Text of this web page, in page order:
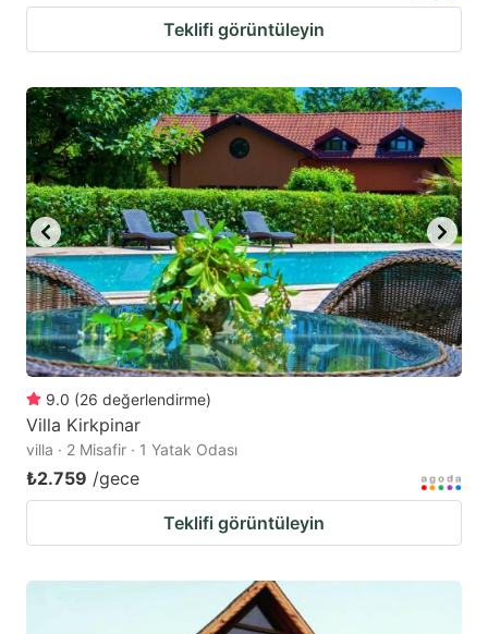
Teklifi görüntüleyin
9.0 (26 değerlendirme)
Villa Kirkpinar
villa · 2 Misafir · 1 Yatak Odası
₺2.759 /gece
Teklifi görüntüleyin